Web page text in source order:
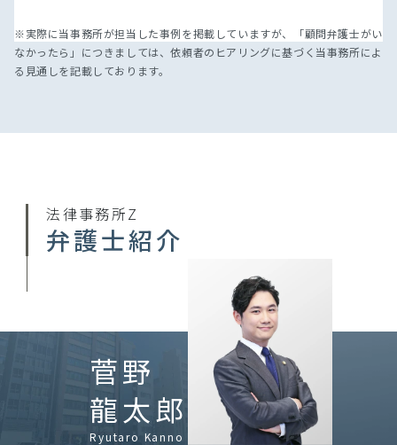
※実際に当事務所が担当した事例を掲載していますが、「顧問弁護士がい
なかったら」につきましては、依頼者のヒアリングに基づく当事務所によ
る見通しを記載しております。
法律事務所Z
弁護士紹介
菅野
龍太郎
Ryutaro Kanno